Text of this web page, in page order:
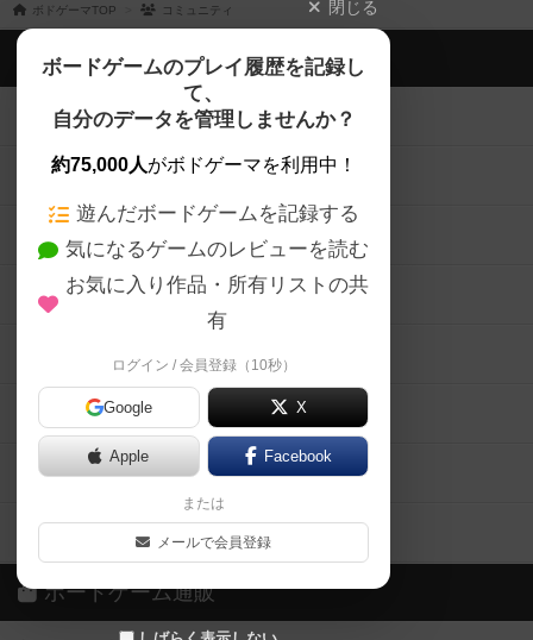
ボドゲーマTOP コミュニティ 閉じる
ボードゲームのプレイ履歴を記録し
て、
自分のデータを管理しませんか？
約75,000人がボドゲーマを利用中！
遊んだボードゲームを記録する
気になるゲームのレビューを読む
お気に入り作品・所有リストの共
有
ログイン / 会員登録（10秒）
Google X
Apple Facebook
または
メールで会員登録
ボドゲーマTOP
ボードゲームを検索する
ボードゲームの新着レビュー
ボードゲーム会情報
メカニクス特集
掲示板・トピックス
ボドとも・会員一覧
ボードゲーム業界コラム
ボドゲーマご利用案内
ボードゲーム通販